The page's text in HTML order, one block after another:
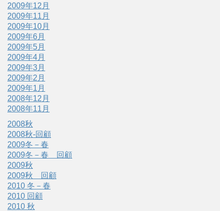
2009年12月
2009年11月
2009年10月
2009年6月
2009年5月
2009年4月
2009年3月
2009年2月
2009年1月
2008年12月
2008年11月
2008秋
2008秋-回顧
2009冬－春
2009冬－春 回顧
2009秋
2009秋 回顧
2010 冬－春
2010 回顧
2010 秋